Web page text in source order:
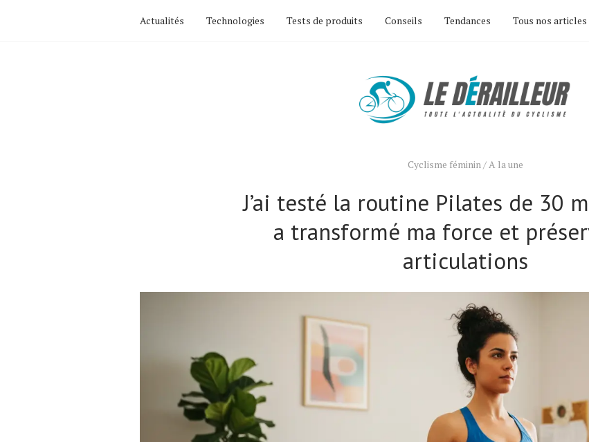
Actualités Technologies Tests de produits Conseils Tendances Tous nos articles
Cyclisme féminin/A la une
J’ai testé la routine Pilates de 30
a transformé ma force et
articulations